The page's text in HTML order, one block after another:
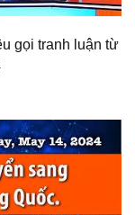
gọi tranh luận từ